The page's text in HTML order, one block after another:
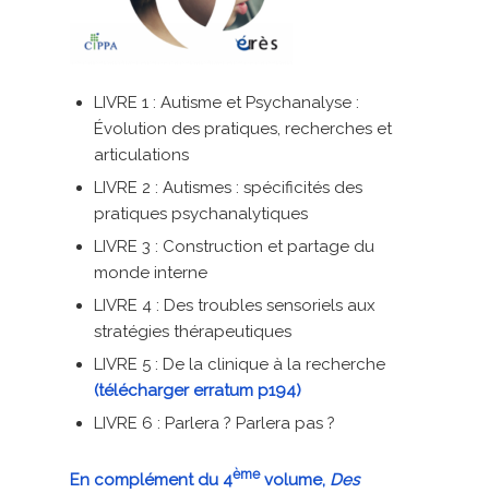
LIVRE 1 : Autisme et Psychanalyse :
Évolution des pratiques, recherches et
articulations
LIVRE 2 : Autismes : spécificités des
pratiques psychanalytiques
LIVRE 3 : Construction et partage du
monde interne
LIVRE 4 : Des troubles sensoriels aux
stratégies thérapeutiques
LIVRE 5 : De la clinique à la recherche
(télécharger erratum p194)
LIVRE 6 : Parlera ? Parlera pas ?
En complément du 4èmevolume, Des